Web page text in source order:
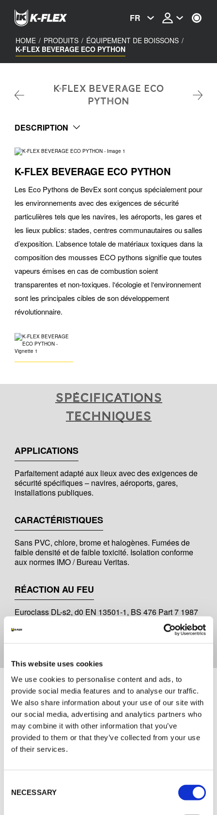
This website uses cookies
We use cookies to personalise content and ads, to
provide social media features and to analyse our traffic.
We also share information about your use of our site with
our social media, advertising and analytics partners who
may combine it with other information that you’ve
provided to them or that they’ve collected from your use
of their services.
Selection
NECESSARY
content
FR
HOME / PRODUITS / ÉQUIPEMENT DE BOISSONS /
K-FLEX BEVERAGE ECO PYTHON
K-FLEX BEVERAGE ECO
PYTHON
DESCRIPTION
K-FLEX BEVERAGE ECO PYTHON
Les Eco Pythons de BevEx sont conçus spécialement pour
les environnements avec des exigences de sécurité
particulières tels que les navires, les aéroports, les gares et
les lieux publics: stades, centres communautaires ou salles
d’exposition. L’absence totale de matériaux toxiques dans la
composition des mousses ECO pythons signifie que toutes
vapeurs émises en cas de combustion soient
transparentes et non-toxiques. l‘écologie et l‘environnement
sont les principales cibles de son développement
révolutionnaire.
Spécifications
techniques
APPLICATIONS
Parfaitement adapté aux lieux avec des exigences de
sécurité spécifiques – navires, aéroports, gares,
installations publiques.
CARACTÉRISTIQUES
Sans PVC, chlore, brome et halogènes. Fumées de
faible densité et de faible toxicité. Isolation conforme
aux normes IMO / Bureau Veritas.
RÉACTION AU FEU
Euroclass DL-s2, d0 EN 13501-1, BS 476 Part 7 1987
Class 1 (UK), Brandkennziffer 5-3 (CH), IMO RES
61(67) - s’applique uniquement à l’isolation.
Documents
MARKETING
FR_K-FLEX BEVERAGE CATALOGUE